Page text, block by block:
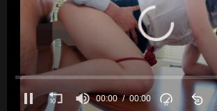
Melayu ภ
Deutsch
Indonesia
00:00 00:00